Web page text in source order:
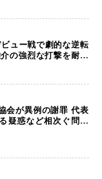
ュー戦で劇的な逆転
の強烈な打撃を耐え
キッドチョークで勝利
会が異例の謝罪 代表
疑惑など相次ぐ問題
う